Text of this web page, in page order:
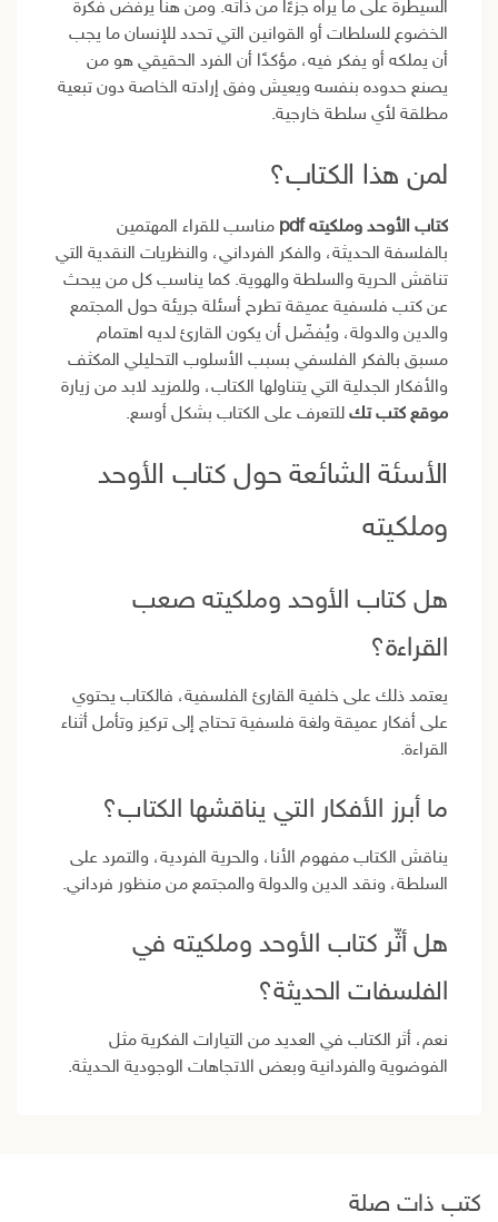
السيطرة على ما يراه جزءًا من ذاته. ومن هنا يرفض فكرة
الخضوع للسلطات أو القوانين التي تحدد للإنسان ما يجب
أن يملكه أو يفكر فيه، مؤكدًا أن الفرد الحقيقي هو من
يصنع حدوده بنفسه ويعيش وفق إرادته الخاصة دون تبعية
مطلقة لأي سلطة خارجية.
لمن هذا الكتاب؟
كتاب الأوحد وملكيته pdf
مناسب للقراء المهتمين
بالفلسفة الحديثة، والفكر الفرداني، والنظريات النقدية التي
تناقش الحرية والسلطة والهوية. كما يناسب كل من يبحث
عن كتب فلسفية عميقة تطرح أسئلة جريئة حول المجتمع
والدين والدولة، ويُفضّل أن يكون القارئ لديه اهتمام
مسبق بالفكر الفلسفي بسبب الأسلوب التحليلي المكثف
والأفكار الجدلية التي يتناولها الكتاب، وللمزيد لابد من زيارة
موقع كتب تك للتعرف على الكتاب بشكل أوسع.
الأسئة الشائعة حول كتاب الأوحد
وملكيته
هل كتاب الأوحد وملكيته صعب
القراءة؟
يعتمد ذلك على خلفية القارئ الفلسفية، فالكتاب يحتوي
على أفكار عميقة ولغة فلسفية تحتاج إلى تركيز وتأمل أثناء
القراءة.
ما أبرز الأفكار التي يناقشها الكتاب؟
يناقش الكتاب مفهوم الأنا، والحرية الفردية، والتمرد على
السلطة، ونقد الدين والدولة والمجتمع من منظور فرداني.
هل أثّر كتاب الأوحد وملكيته في
الفلسفات الحديثة؟
نعم، أثر الكتاب في العديد من التيارات الفكرية مثل
الفوضوية والفردانية وبعض الاتجاهات الوجودية الحديثة.
كتب ذات صلة